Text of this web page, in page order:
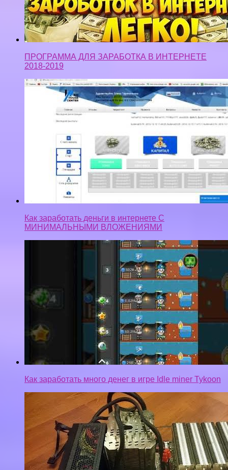
ПРОГРАММА ДЛЯ ЗАРАБОТКА В ИНТЕРНЕТЕ
2018-2019
Как заработать деньги в интернете С
МИНИМАЛЬНЫМИ ВЛОЖЕНИЯМИ
Как заработать много денег в игре Idle miner Tykoon